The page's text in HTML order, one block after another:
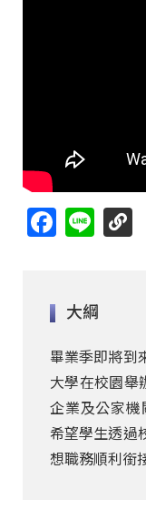
Facebook
Line
大綱
畢業季即將到
大學在校園舉
企業及公家機
希望學生透過
想職務順利銜